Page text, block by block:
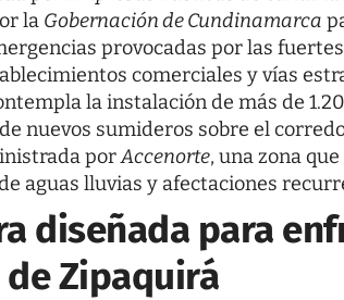
la Gobernación de Cundinamarca
provocadas por las
comerciales y vías
la instalación de más de
nuevos sumideros sobre el
porAccenorte, una zona
aguas lluvias y afectaciones
diseñada para
Zipaquirá